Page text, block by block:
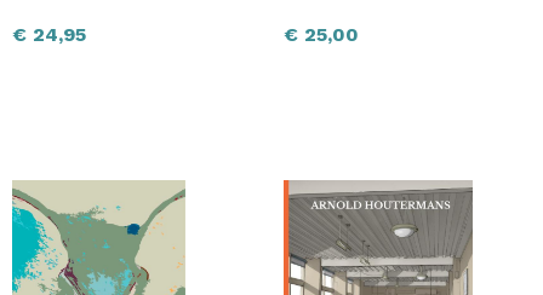
€ 24,95 € 25,00